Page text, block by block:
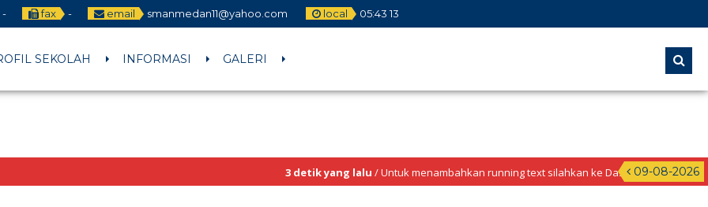
- fax - email smanmedan11@yahoo.com local 05:43 14
SEKOLAH INFORMASI GALERI
09-08-2026
3 detik yang lalu/ Untuk menambahkan running text silahkan ke Dashboard >
Sekilas Info